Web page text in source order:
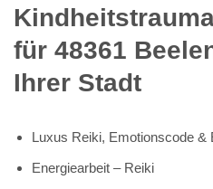
für 48361
Ihrer Stadt
Luxus Reiki, Emotionscode &
Energiearbeit – Reiki